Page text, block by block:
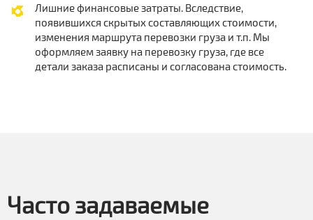
Лишние финансовые затраты. Вследствие,
появившихся скрытых составляющих стоимости,
изменения маршрута перевозки груза и т.п. Мы
оформляем заявку на перевозку груза, где все
детали заказа расписаны и согласована стоимость.
Часто задаваемые